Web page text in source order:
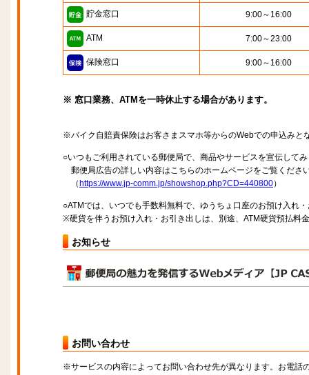
貯金窓口 9:00～16:00
ATM 7:00～23:00
保険窓口 9:00～16:00
※ 窓口業務、ATMを一時休止する場合があります。
※バイク自賠責保険はお客さまスマホ等からのWebでの申込みと
○いつもご利用されている郵便局で、商品やサービスを宣伝して
郵便局広告の詳しい内容はこちらのホームページをご覧くださ
（ https://www.jp-comm.jp/showshop.php?CD=440800）
○ATMでは、いつでも手数料無料で、ゆうちょ口座のお預け入れ
※硬貨を伴うお預け入れ・お引き出しは、別途、ATM硬貨預払料
お知らせ
お問い合わせ
※サービスの内容によってお問い合わせ先が異なります。お電話